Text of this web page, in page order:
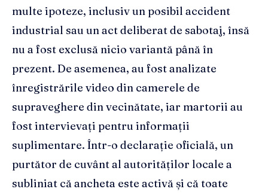
multe ipoteze, inclusiv un posibil accident
industrial sau un act deliberat de sabotaj, însă
nu a fost exclusă nicio variantă până în
prezent. De asemenea, au fost analizate
înregistrările video din camerele de
supraveghere din vecinătate, iar martorii au
fost intervievați pentru informații
suplimentare. Într-o declarație oficială, un
purtător de cuvânt al autorităților locale a
subliniat că ancheta este activă și că toate